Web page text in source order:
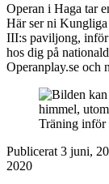
Operan i Haga tar
Här ser ni
III:s paviljong, inför
hos dig på
Operanplay.se och
Träning inför
Publicerat 3 juni,
2020